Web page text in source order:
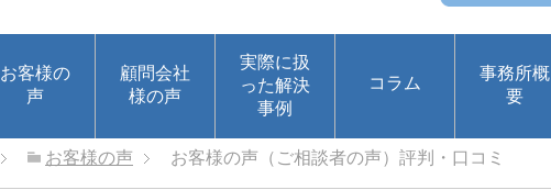
お客様の
声
顧問会社
様の声
実際に扱
った解決
事例
コラム
事務所概
要
お客様の声 お客様の声（ご相談者の声）評判・口コミ